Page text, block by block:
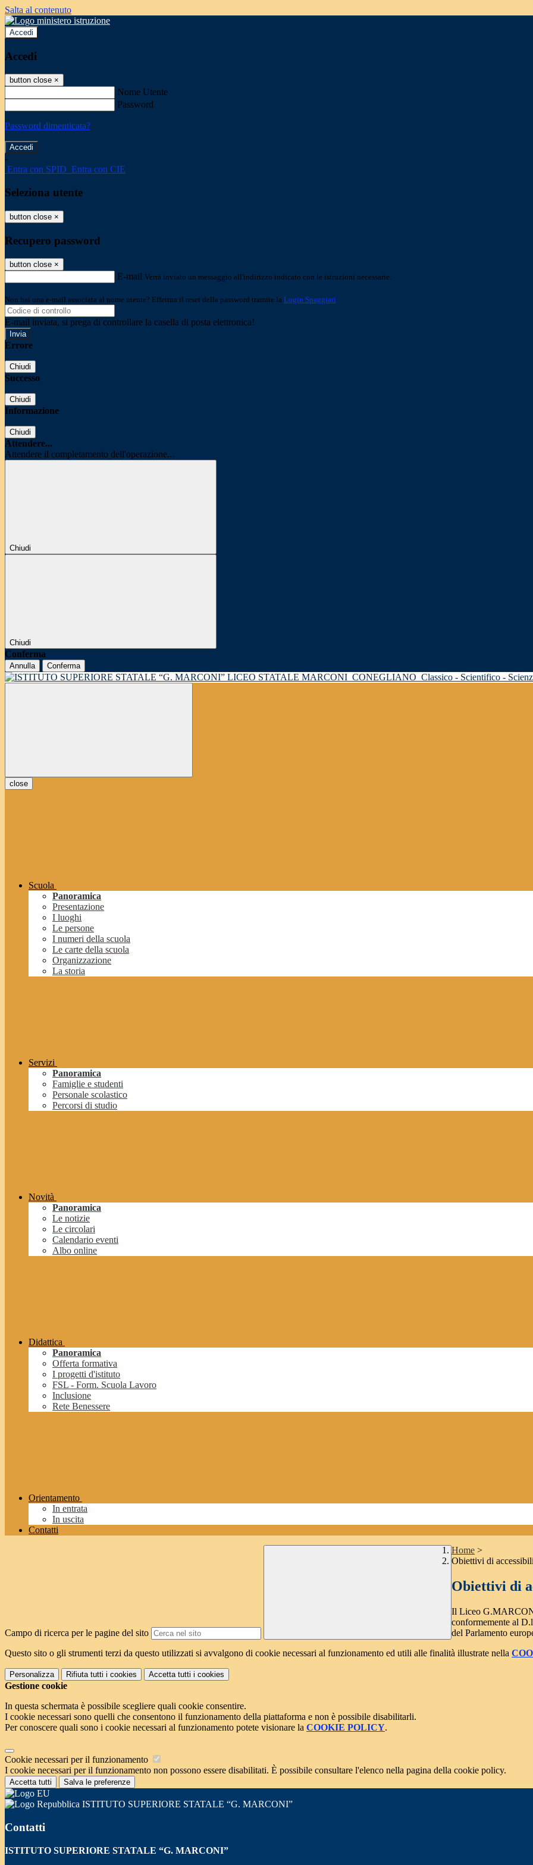
Salta al contenuto
Accedi
Accedi
button close ×
Nome Utente
Password
Password dimenticata?
-
Entra con SPID Entra con CIE
Seleziona utente
button close ×
Recupero password
button close ×
E-mail Verrà inviato un messaggio all'indirizzo indicato con le istruzioni necessarie.
Non hai una e-mail associata al nome utente? Effettua il reset della password tramite la Login Spaggiari
E-mail inviata, si prega di controllare la casella di posta elettronica!
Errore
Chiudi
Successo
Chiudi
Informazione
Chiudi
Attendere...
Attendere il completamento dell'operazione...
Chiudi
Chiudi
Conferma
Annulla Conferma
LICEO STATALE MARCONI CONEGLIANO Classico - Scientifico -
close
Scuola
Panoramica
Presentazione
I luoghi
Le persone
I numeri della scuola
Le carte della scuola
Organizzazione
La storia
Servizi
Panoramica
Famiglie e studenti
Personale scolastico
Percorsi di studio
Novità
Panoramica
Le notizie
Le circolari
Calendario eventi
Albo online
Didattica
Panoramica
Offerta formativa
I progetti d'istituto
FSL - Form. Scuola Lavoro
Inclusione
Rete Benessere
Orientamento
In entrata
In uscita
Contatti
Campo di ricerca per le pagine del sito
Home >
Obiettivi di
Obiettivi di
Il Liceo
conformemente al
del Parlamento
Questo sito o gli strumenti terzi da questo utilizzati si avvalgono di cookie necessari al funzionamento ed utili alle finalità illustrate nella
Personalizza Rifiuta tutti i cookies Accetta tutti i cookies
Gestione cookie
In questa schermata è possibile scegliere quali cookie consentire.
I cookie necessari sono quelli che consentono il funzionamento della piattaforma e non è possibile disabilitarli.
Per conoscere quali sono i cookie necessari al funzionamento potete visionare la COOKIE POLICY.
Cookie necessari per il funzionamento
I cookie necessari per il funzionamento non possono essere disabilitati. È possibile consultare l'elenco nella pagina della cookie policy.
Accetta tutti Salva le preferenze
ISTITUTO SUPERIORE STATALE “G. MARCONI”
Contatti
ISTITUTO SUPERIORE STATALE “G. MARCONI”